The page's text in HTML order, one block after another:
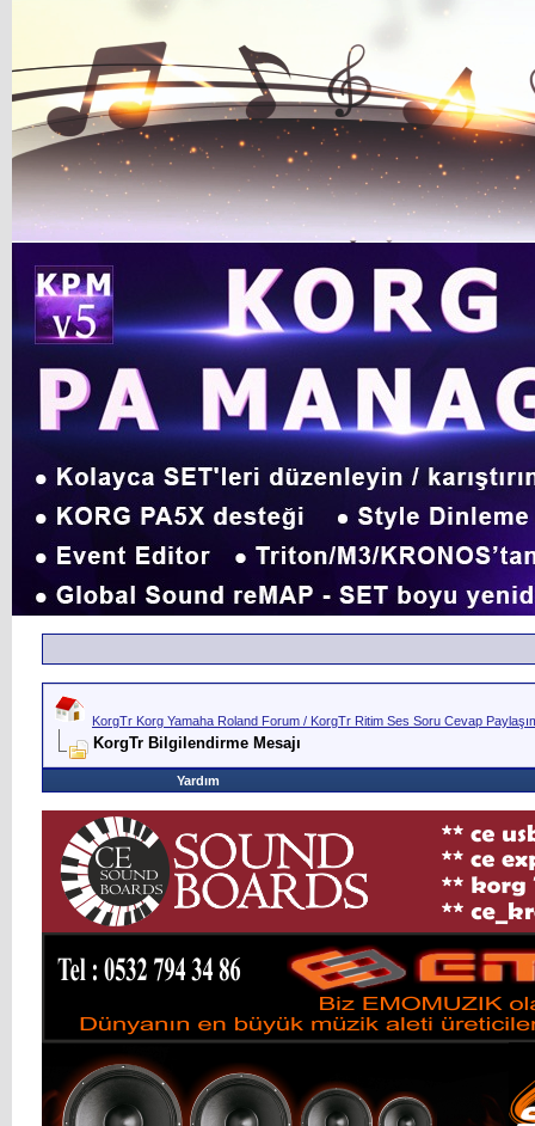
KorgTr Korg Yamaha Roland Forum / KorgTr Ritim Ses Soru Cevap
KorgTr Bilgilendirme Mesajı
Yardım